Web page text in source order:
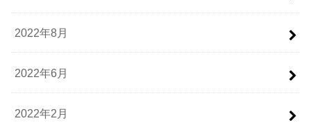
2022年8月
2022年6月
2022年2月